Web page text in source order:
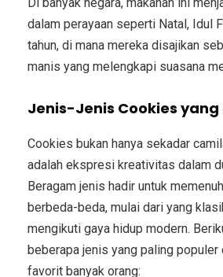
dalam perayaan seperti Natal, Idul
tahun, di mana mereka disajikan
manis yang melengkapi suasana
Jenis-Jenis Cookies yang
Cookies bukan hanya sekadar
adalah ekspresi kreativitas dalam
Beragam jenis hadir untuk
berbeda-beda, mulai dari yang
mengikuti gaya hidup modern.
beberapa jenis yang paling populer
favorit banyak orang: